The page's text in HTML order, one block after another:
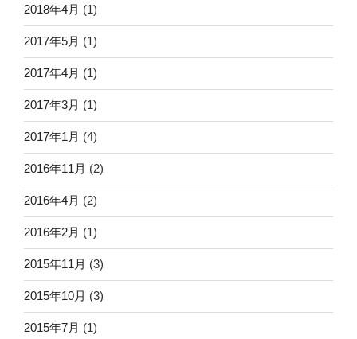
2018年4月 (1)
2017年5月 (1)
2017年4月 (1)
2017年3月 (1)
2017年1月 (4)
2016年11月 (2)
2016年4月 (2)
2016年2月 (1)
2015年11月 (3)
2015年10月 (3)
2015年7月 (1)